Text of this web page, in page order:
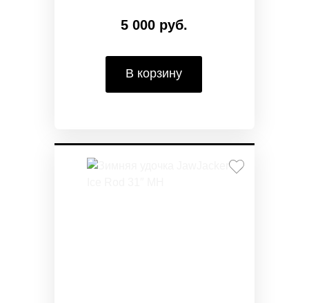
5 000 руб.
В корзину